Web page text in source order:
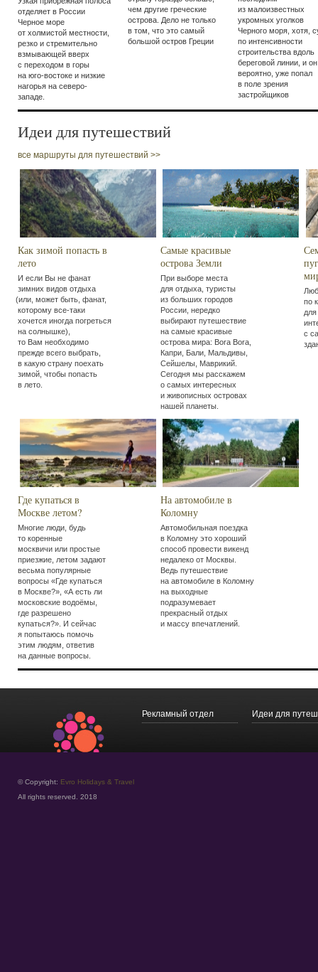
отделяет в России
Черное море
от холмистой местности,
резко и стремительно
взмывающей вверх
с переходом в горы
на юго-востоке и низкие
нагорья на северо-
западе.
чем другие греческие
острова. Дело не только
в том, что это самый
большой остров Греции
из малоизвестных
укромных уголков
Черного моря, хотя,
по интенсивности
строительства вдоль
береговой линии, и
вероятно, уже попал
в поле зрения
застройщиков
Идеи для путешествий
все маршруты для путешествий >>
Как зимой попасть в
лето
И если Вы не фанат
зимних видов отдыха
(или, может быть, фанат,
которому все-таки
хочется иногда погреться
на солнышке),
то Вам необходимо
прежде всего выбрать,
в какую страну поехать
зимой, чтобы попасть
в лето.
Самые красивые
острова Земли
При выборе места
для отдыха, туристы
из больших городов
России, нередко
выбирают путешествие
на самые красивые
острова мира: Bora Bora,
Капри, Бали, Мальдивы,
Сейшелы, Маврикий.
Сегодня мы расскажем
о самых интересных
и живописных островах
нашей планеты.
по
с
Где купаться в
Москве летом?
Многие люди, будь
то коренные
москвичи или простые
приезжие, летом задают
весьма популярные
вопросы «Где купаться
в Москве?», «А есть ли
московские водоёмы,
где разрешено
купаться?». И сейчас
я попытаюсь помочь
этим людям, ответив
на данные вопросы.
На автомобиле в
Коломну
Автомобильная поездка
в Коломну это хороший
способ провести викенд
недалеко от Москвы.
Ведь путешествие
на автомобиле в Коломну
на выходные
подразумевает
прекрасный отдых
и массу впечатлений.
Рекламный отдел Идеи для
© Copyright: Evro Holidays & Travel
All rights reserved. 2018